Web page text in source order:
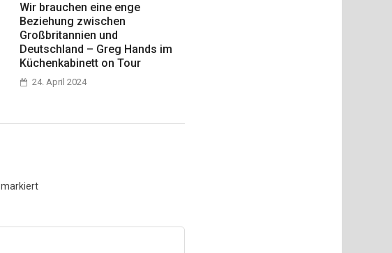
Wir brauchen eine enge
Beziehung zwischen
Großbritannien und
Deutschland – Greg Hands im
Küchenkabinett on Tour
24. April 2024
markiert